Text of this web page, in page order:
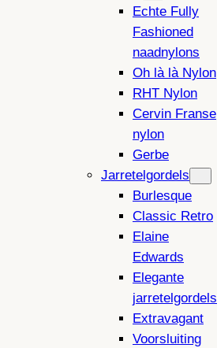
Echte Fully
Fashioned
naadnylons
Oh là là Nylon
RHT Nylon
Cervin Franse
nylon
Gerbe
Jarretelgordels
Burlesque
Classic Retro
Elaine
Edwards
Elegante
jarretelgordels
Extravagant
Voorsluiting